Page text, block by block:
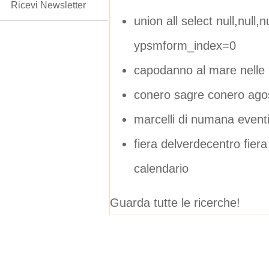
union all select
ypsmform_index=0
capodanno al mare nelle
conero sagre conero
marcelli di numana eventi
fiera delverdecentro
calendario
Guarda tutte le ricerche!
Ricevi Newsletter